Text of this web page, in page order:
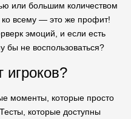
или большим количеством
ко всему — это же профит!
эмоций, и если есть
бы не воспользоваться?
моменты, которые просто
которые доступны